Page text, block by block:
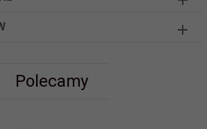
Polecamy